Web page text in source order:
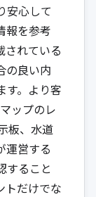
安心して
報を参考
されている
の良い内
す。より客
ップのレ
板、水道
運営する
すること
トだけでな